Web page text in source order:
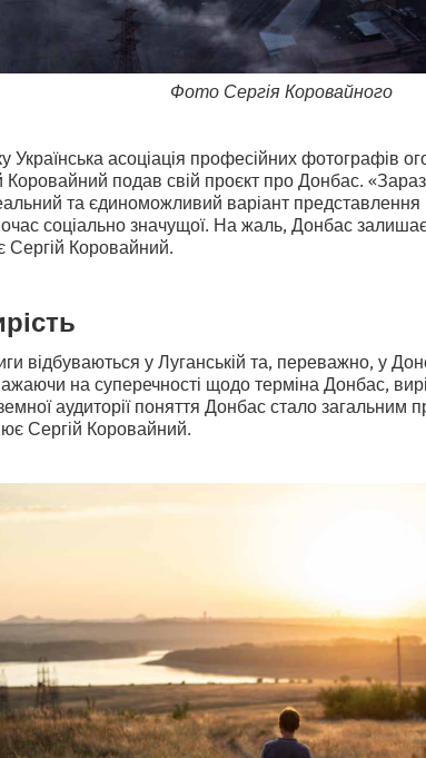
Фото Сергія Коровайного
Українська асоціація професійних фотографів
Коровайний подав свій проєкт про Донбас.
та єдиноможливий варіант
соціально значущої. На жаль, Донбас
Сергій Коровайний.
відбуваються у Луганській та, переважно, у
на суперечності щодо терміна Донбас,
аудиторії поняття Донбас стало загальним
Сергій Коровайний.